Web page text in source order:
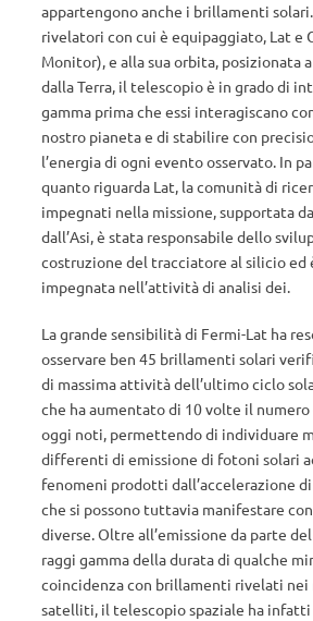
appartengono anche i brillamenti
rivelatori con cui è equipaggiato, Lat e
Monitor), e alla sua orbita, posizionata
dalla Terra, il telescopio è in grado di
gamma prima che essi interagiscano
nostro pianeta e di stabilire con
l’energia di ogni evento osservato. In
quanto riguarda Lat, la comunità di
impegnati nella missione, supportata
dall’Asi, è stata responsabile dello
costruzione del tracciatore al silicio ed
impegnata nell’attività di analisi dei.
La grande sensibilità di Fermi-Lat ha
osservare ben 45 brillamenti solari
di massima attività dell’ultimo ciclo
che ha aumentato di 10 volte il
oggi noti, permettendo di individuare
differenti di emissione di fotoni solari
fenomeni prodotti dall’accelerazione
che si possono tuttavia manifestare
diverse. Oltre all’emissione da parte
raggi gamma della durata di qualche
coincidenza con brillamenti rivelati nei
satelliti, il telescopio spaziale ha